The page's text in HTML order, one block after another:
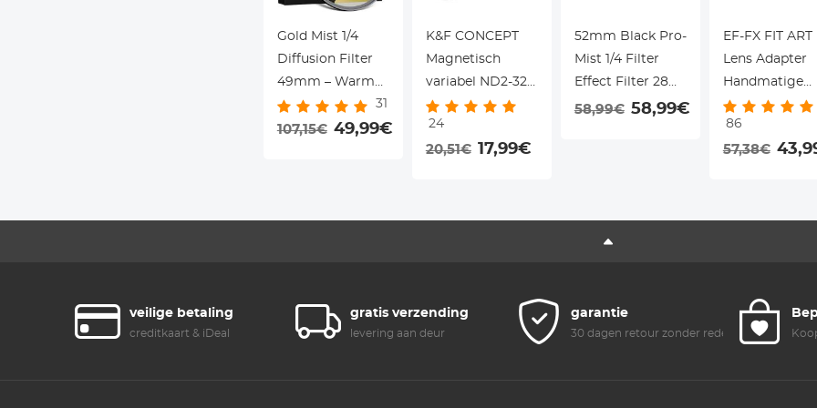
Gold Mist 1/4
Diffusion Filter
49mm – Warme
Cinematic Gloed
voor Portret &
31
107,15€ 49,99€
K&F CONCEPT
Magnetisch
variabel ND2-32
filter, compatibel
met DJI Osmo
Pocket 3, K-serie,
stops, accessoire
gecoat HD
optisch glas.
24
20,51€ 17,99€
52mm Black Pro-
Mist 1/4 Filter
Effect Filter 28
Lagen Anti-
Lensdop Nano-X
Serie
58,99€ 58,99€
EF-FX FIT ART
Lens Adapter
Handmatige
Focus
Compatibele
Canon EF
Serie Camera
86
57,38€
veilige betaling
creditkaart & iDeal
gratis verzending
levering aan deur
garantie
30 dagen retour zonder reden